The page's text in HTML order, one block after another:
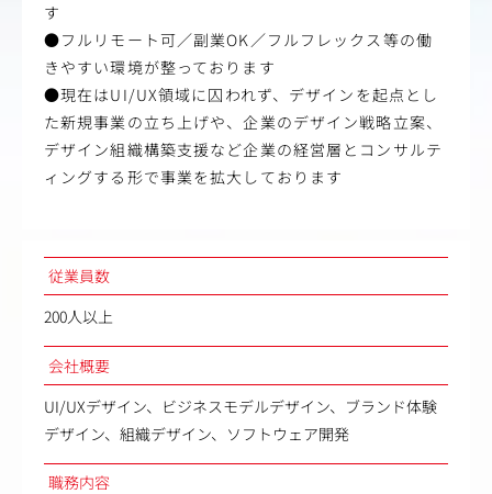
す
●フルリモート可／副業OK／フルフレックス等の働
きやすい環境が整っております
●現在はUI/UX領域に囚われず、デザインを起点とし
た新規事業の立ち上げや、企業のデザイン戦略立案、
デザイン組織構築支援など企業の経営層とコンサルテ
ィングする形で事業を拡大しております
従業員数
200人以上
会社概要
UI/UXデザイン、ビジネスモデルデザイン、ブランド体験
デザイン、組織デザイン、ソフトウェア開発
職務内容